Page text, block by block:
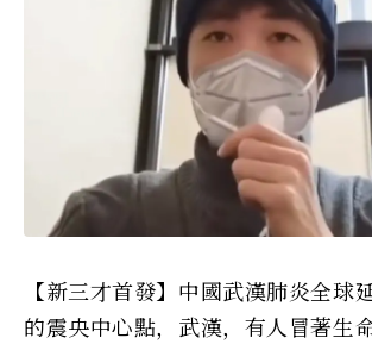
【新三才首發】中國武漢肺炎全球
的震央中心點，武漢，有人冒著生